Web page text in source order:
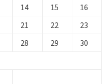
14 15
16
21 22
23
28 29
30